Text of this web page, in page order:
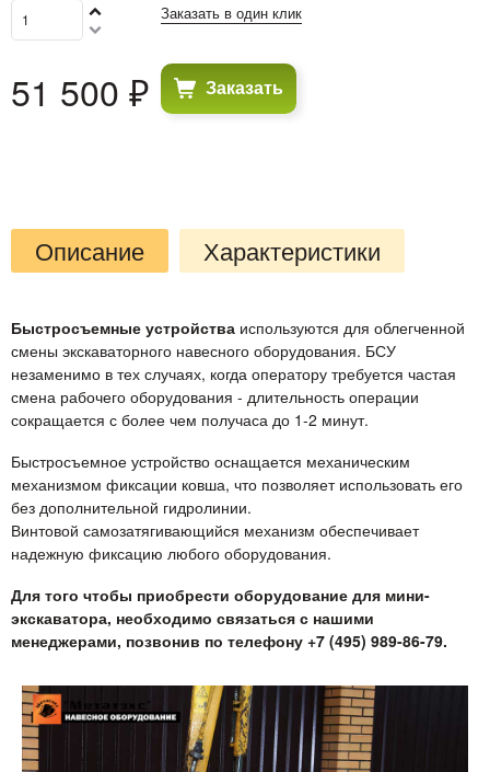
51 500 ₽
Заказать в один клик
Заказать
Описание Характеристики
Быстросъемные устройства используются для облегченной
смены экскаваторного навесного оборудования. БСУ
незаменимо в тех случаях, когда оператору требуется частая
смена рабочего оборудования - длительность операции
сокращается с более чем получаса до 1-2 минут.
Быстросъемное устройство оснащается механическим
механизмом фиксации ковша, что позволяет использовать его
без дополнительной гидролинии.
Винтовой самозатягивающийся механизм обеспечивает
надежную фиксацию любого оборудования.
Для того чтобы приобрести оборудование для мини-
экскаватора, необходимо связаться с нашими
менеджерами, позвонив по телефону +7 (495) 989-86-79.